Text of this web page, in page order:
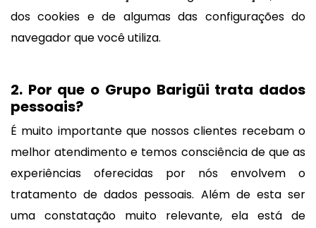
dos cookies e de algumas das configurações do
navegador que você utiliza.
2. Por que o Grupo Barigüi trata dados
pessoais?
É muito importante que nossos clientes recebam o
melhor atendimento e temos consciência de que as
experiências oferecidas por nós envolvem o
tratamento de dados pessoais. Além de esta ser
uma constatação muito relevante, ela está de